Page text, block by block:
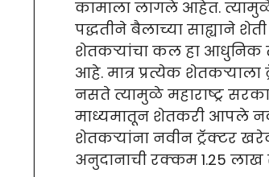
कामाला लागले आहेत.
पद्धतीने बैलाच्या साह्याने
शेतकऱ्यांचा कल हा आधुनिक
आहे. मात्र प्रत्येक शेतकऱ्याला
नसते त्यामुळे महाराष्ट्र
माध्यमातून शेतकरी आपले
शेतकऱ्यांना नवीन ट्रॅक्टर
अनुदानाची रक्कम 1.25 लाख